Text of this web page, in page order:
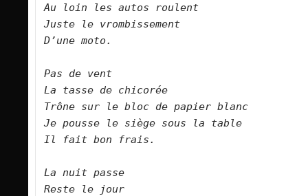
Au loin les autos roulent
Juste le vrombissement
D’une moto.
Pas de vent
La tasse de chicorée
Trône sur le bloc de papier blanc
Je pousse le siège sous la table
Il fait bon frais.
La nuit passe
Reste le jour